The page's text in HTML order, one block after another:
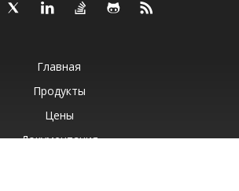
Главная
Продукты
Цены
Документация